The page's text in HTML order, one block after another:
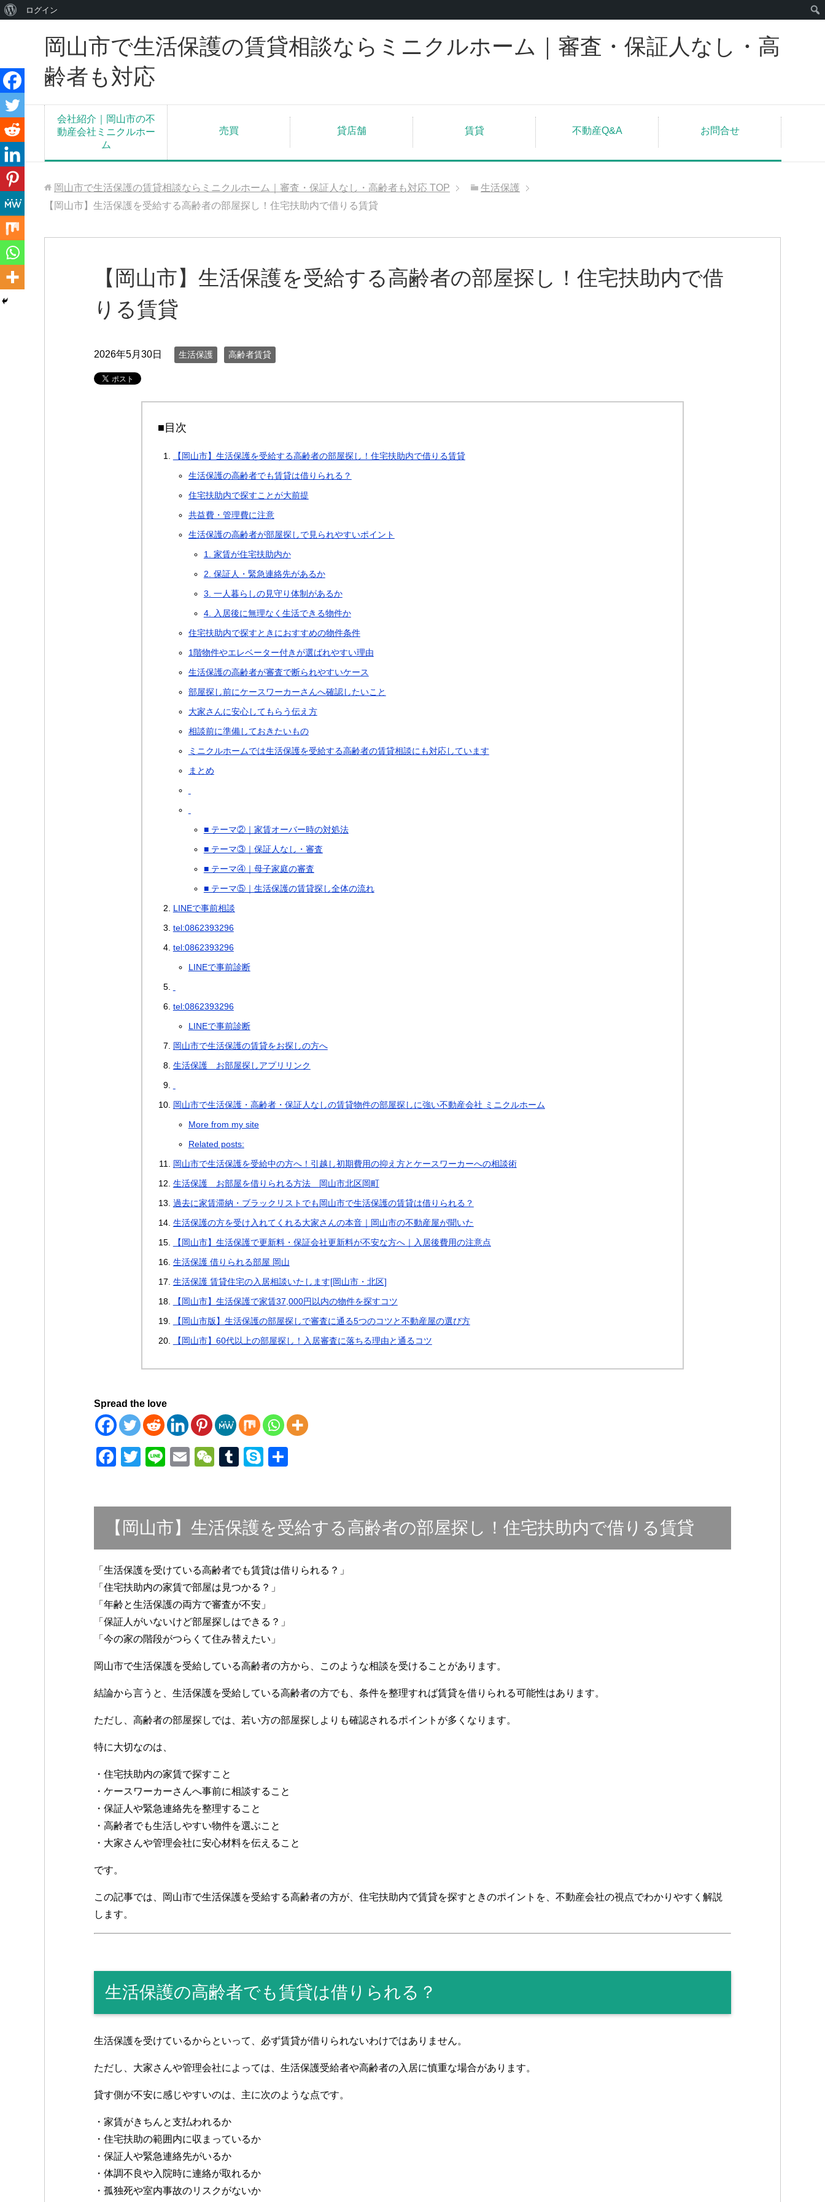
岡山市で生活保護の賃貸相談ならミニクルホーム｜審査・保証人なし・高
齢者も対応
会社紹介｜岡山市の不
動産会社ミニクルホー
ム
売買 貸店舗 賃貸 不動産Q&A お問合せ
岡山市で生活保護の賃貸相談ならミニクルホーム｜審査・保証人なし・高齢者も対応 TOP
生活保護
【岡山市】生活保護を受給する高齢者の部屋探し！住宅扶助内で借りる賃貸
【岡山市】生活保護を受給する高齢者の部屋探し！住宅扶助内で借
りる賃貸
2026年5月30日 生活保護 高齢者賃貸
■目次
【岡山市】生活保護を受給する高齢者の部屋探し！住宅扶助内で借りる賃貸
生活保護の高齢者でも賃貸は借りられる？
住宅扶助内で探すことが大前提
共益費・管理費に注意
生活保護の高齢者が部屋探しで見られやすいポイント
1. 家賃が住宅扶助内か
2. 保証人・緊急連絡先があるか
3. 一人暮らしの見守り体制があるか
4. 入居後に無理なく生活できる物件か
住宅扶助内で探すときにおすすめの物件条件
1階物件やエレベーター付きが選ばれやすい理由
生活保護の高齢者が審査で断られやすいケース
部屋探し前にケースワーカーさんへ確認したいこと
大家さんに安心してもらう伝え方
相談前に準備しておきたいもの
ミニクルホームでは生活保護を受給する高齢者の賃貸相談にも対応しています
まとめ
■ テーマ②｜家賃オーバー時の対処法
■ テーマ③｜保証人なし・審査
■ テーマ④｜母子家庭の審査
■ テーマ⑤｜生活保護の賃貸探し全体の流れ
LINEで事前相談
tel:0862393296
tel:0862393296
LINEで事前診断
tel:0862393296
LINEで事前診断
岡山市で生活保護の賃貸をお探しの方へ
生活保護 お部屋探しアプリリンク
岡山市で生活保護・高齢者・保証人なしの賃貸物件の部屋探しに強い不動産会社 ミニクルホーム
More from my site
Related posts:
岡山市で生活保護を受給中の方へ！引越し初期費用の抑え方とケースワーカーへの相談術
生活保護 お部屋を借りられる方法 岡山市北区岡町
過去に家賃滞納・ブラックリストでも岡山市で生活保護の賃貸は借りられる？
生活保護の方を受け入れてくれる大家さんの本音｜岡山市の不動産屋が聞いた
【岡山市】生活保護で更新料・保証会社更新料が不安な方へ｜入居後費用の注意点
生活保護 借りられる部屋 岡山
生活保護 賃貸住宅の入居相談いたします[岡山市・北区]
【岡山市】生活保護で家賃37,000円以内の物件を探すコツ
【岡山市版】生活保護の部屋探しで審査に通る5つのコツと不動産屋の選び方
【岡山市】60代以上の部屋探し！入居審査に落ちる理由と通るコツ
Spread the love
F
e
b
o
o
k
T
er
Li
E
W
h
at
T
bl
r
S
e
【岡山市】生活保護を受給する高齢者の部屋探し！住宅扶助内で借りる賃貸
「生活保護を受けている高齢者でも賃貸は借りられる？」
「住宅扶助内の家賃で部屋は見つかる？」
「年齢と生活保護の両方で審査が不安」
「保証人がいないけど部屋探しはできる？」
「今の家の階段がつらくて住み替えたい」
岡山市で生活保護を受給している高齢者の方から、このような相談を受けることがあります。
結論から言うと、生活保護を受給している高齢者の方でも、条件を整理すれば賃貸を借りられる可能性はあります。
ただし、高齢者の部屋探しでは、若い方の部屋探しよりも確認されるポイントが多くなります。
特に大切なのは、
・住宅扶助内の家賃で探すこと
・ケースワーカーさんへ事前に相談すること
・保証人や緊急連絡先を整理すること
・高齢者でも生活しやすい物件を選ぶこと
・大家さんや管理会社に安心材料を伝えること
です。
この記事では、岡山市で生活保護を受給する高齢者の方が、住宅扶助内で賃貸を探すときのポイントを、不動産会社の視点でわかりやすく解説
します。
生活保護の高齢者でも賃貸は借りられる？
生活保護を受けているからといって、必ず賃貸が借りられないわけではありません。
ただし、大家さんや管理会社によっては、生活保護受給者や高齢者の入居に慎重な場合があります。
貸す側が不安に感じやすいのは、主に次のような点です。
・家賃がきちんと支払われるか
・住宅扶助の範囲内に収まっているか
・保証人や緊急連絡先がいるか
・体調不良や入院時に連絡が取れるか
・孤独死や室内事故のリスクがないか
WordPress
い
て
ログイン